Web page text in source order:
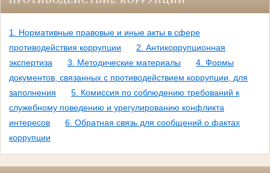
1. Нормативные правовые и иные акты в сфере
противодействия коррупции
2. Антикоррупционная
экспертиза
3. Методические материалы
4. Формы
документов, связанных с противодействием коррупции, для
заполнения
5. Комиссия по соблюдению требований к
служебному поведению и урегулированию конфликта
интересов
6. Обратная связь для сообщений о фактах
коррупции